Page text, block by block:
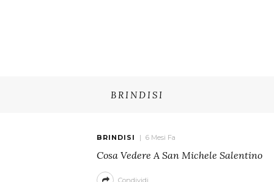
BRINDISI
BRINDISI 6 Mesi Fa
Cosa Vedere A San Michele Salentino
Condividi